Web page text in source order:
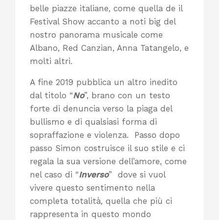
belle piazze italiane, come quella de il
Festival Show accanto a noti big del
nostro panorama musicale come
Albano, Red Canzian, Anna Tatangelo, e
molti altri.
A fine 2019 pubblica un altro inedito
dal titolo “No”, brano con un testo
forte di denuncia verso la piaga del
bullismo e di qualsiasi forma di
sopraffazione e violenza. Passo dopo
passo Simon costruisce il suo stile e ci
regala la sua versione dell’amore, come
nel caso di “Inverso” dove si vuol
vivere questo sentimento nella
completa totalità, quella che più ci
rappresenta in questo mondo